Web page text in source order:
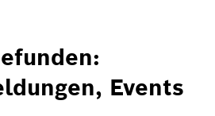
Events